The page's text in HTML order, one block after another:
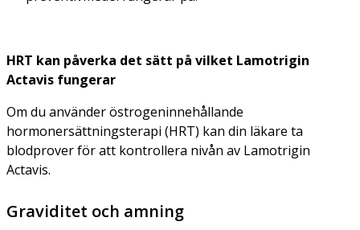
HRT kan påverka det sätt på vilket Lamotrigin
Actavis fungerar
Om du använder östrogeninnehållande
hormonersättningsterapi (HRT) kan din läkare ta
blodprover för att kontrollera nivån av Lamotrigin
Actavis.
Graviditet och amning